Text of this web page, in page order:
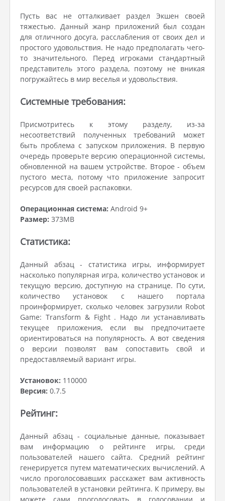
Пусть вас не отталкивает раздел Экшен своей
тяжестью. Данный жанр приложений был создан
для отличного досуга, расслабления от своих дел и
простого удовольствия. Не надо предполагать чего-
то значительного. Перед игроками стандартный
представитель этого раздела, поэтому не вникая
погружайтесь в мир веселья и удовольствия.
Системные требования:
Присмотритесь к этому разделу, из-за
несоответствий полученных требований может
быть проблема с запуском приложения. В первую
очередь проверьте версию операционной системы,
обновленной на вашем устройстве. Второе - объем
пустого места, потому что приложение запросит
ресурсов для своей распаковки.
Операционная система: Android 9+
Размер: 373MB
Статистика:
Данный абзац - статистика игры, информирует
насколько популярная игра, количество установок и
текущую версию, доступную на странице. По сути,
количество установок с нашего портала
проинформирует, сколько человек загрузили Robot
Game: Transform & Fight . Надо ли устанавливать
текущее приложения, если вы предпочитаете
ориентироваться на популярность. А вот сведения
о версии позволят вам сопоставить свой и
предоставляемый вариант игры.
Установок: 110000
Версия: 0.7.5
Рейтинг:
Данный абзац - социальные данные, показывает
вам информацию о рейтинге игры, среди
пользователей нашего сайта. Средний рейтинг
генерируется путем математических вычислений. А
число проголосовавших расскажет вам активность
пользователей в установки рейтинга. К примеру, вы